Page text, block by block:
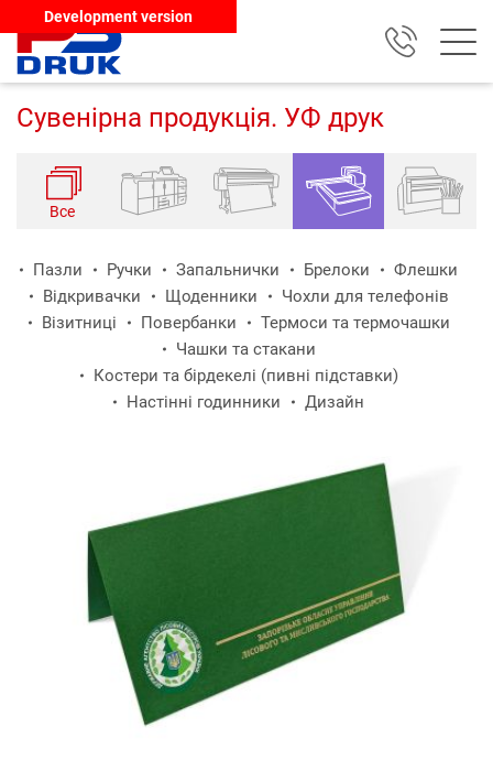
Development version
Сувенірна продукція. УФ друк
Все
Пазли Ручки Запальнички Брелоки
Флешки
Відкривачки
Щоденники
Чохли для телефонів
Візитниці
Повербанки
Термоси та термочашки
Чашки та стакани
Костери та бірдекелі (пивні підставки)
Настінні годинники
Дизайн